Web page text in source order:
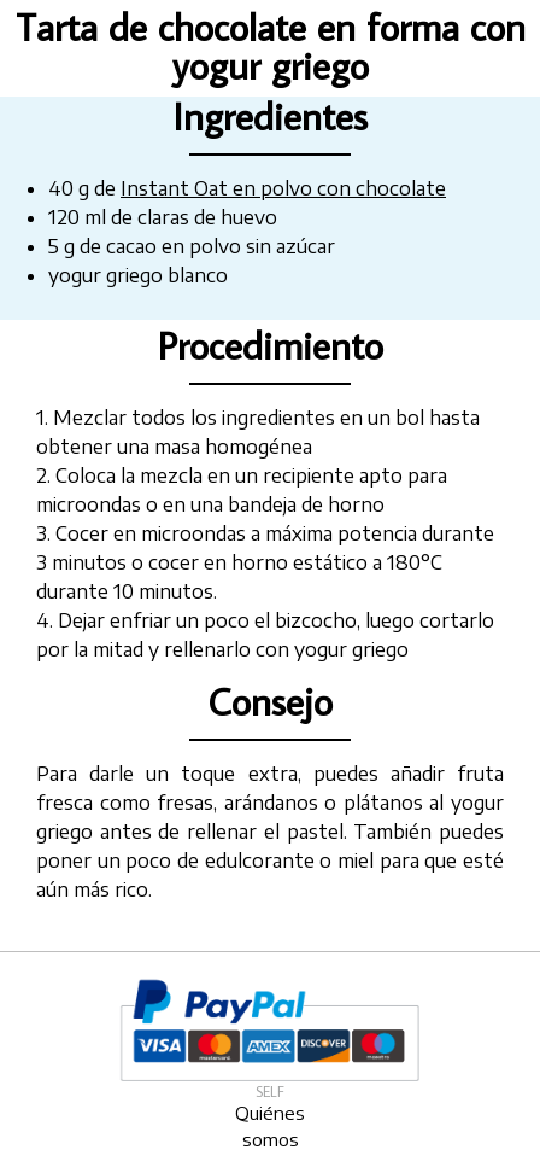
Tarta de chocolate en forma con
yogur griego
Ingredientes
40 g de Instant Oat en polvo con chocolate
120 ml de claras de huevo
5 g de cacao en polvo sin azúcar
yogur griego blanco
Procedimiento
1. Mezclar todos los ingredientes en un bol hasta
obtener una masa homogénea
2. Coloca la mezcla en un recipiente apto para
microondas o en una bandeja de horno
3. Cocer en microondas a máxima potencia durante
3 minutos o cocer en horno estático a 180°C
durante 10 minutos.
4. Dejar enfriar un poco el bizcocho, luego cortarlo
por la mitad y rellenarlo con yogur griego
Consejo
Para darle un toque extra, puedes añadir fruta
fresca como fresas, arándanos o plátanos al yogur
griego antes de rellenar el pastel. También puedes
poner un poco de edulcorante o miel para que esté
aún más rico.
SELF
Quiénes
somos